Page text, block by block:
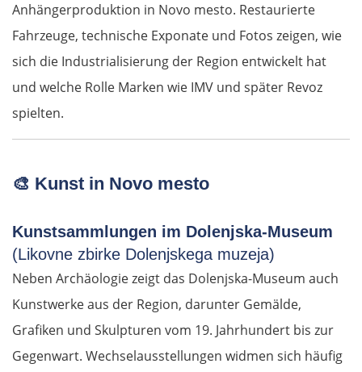
Anhängerproduktion in Novo mesto. Restaurierte
Fahrzeuge, technische Exponate und Fotos zeigen, wie
sich die Industrialisierung der Region entwickelt hat
und welche Rolle Marken wie IMV und später Revoz
spielten.
🎨 Kunst in Novo mesto
Kunstsammlungen im Dolenjska-Museum
(Likovne zbirke Dolenjskega muzeja)
Neben Archäologie zeigt das Dolenjska-Museum auch
Kunstwerke aus der Region, darunter Gemälde,
Grafiken und Skulpturen vom 19. Jahrhundert bis zur
Gegenwart. Wechselausstellungen widmen sich häufig